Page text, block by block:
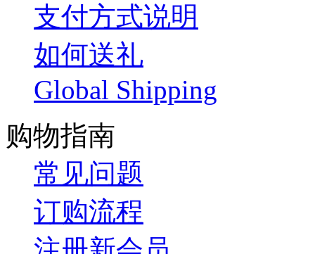
支付方式说明
如何送礼
Global Shipping
购物指南
常见问题
订购流程